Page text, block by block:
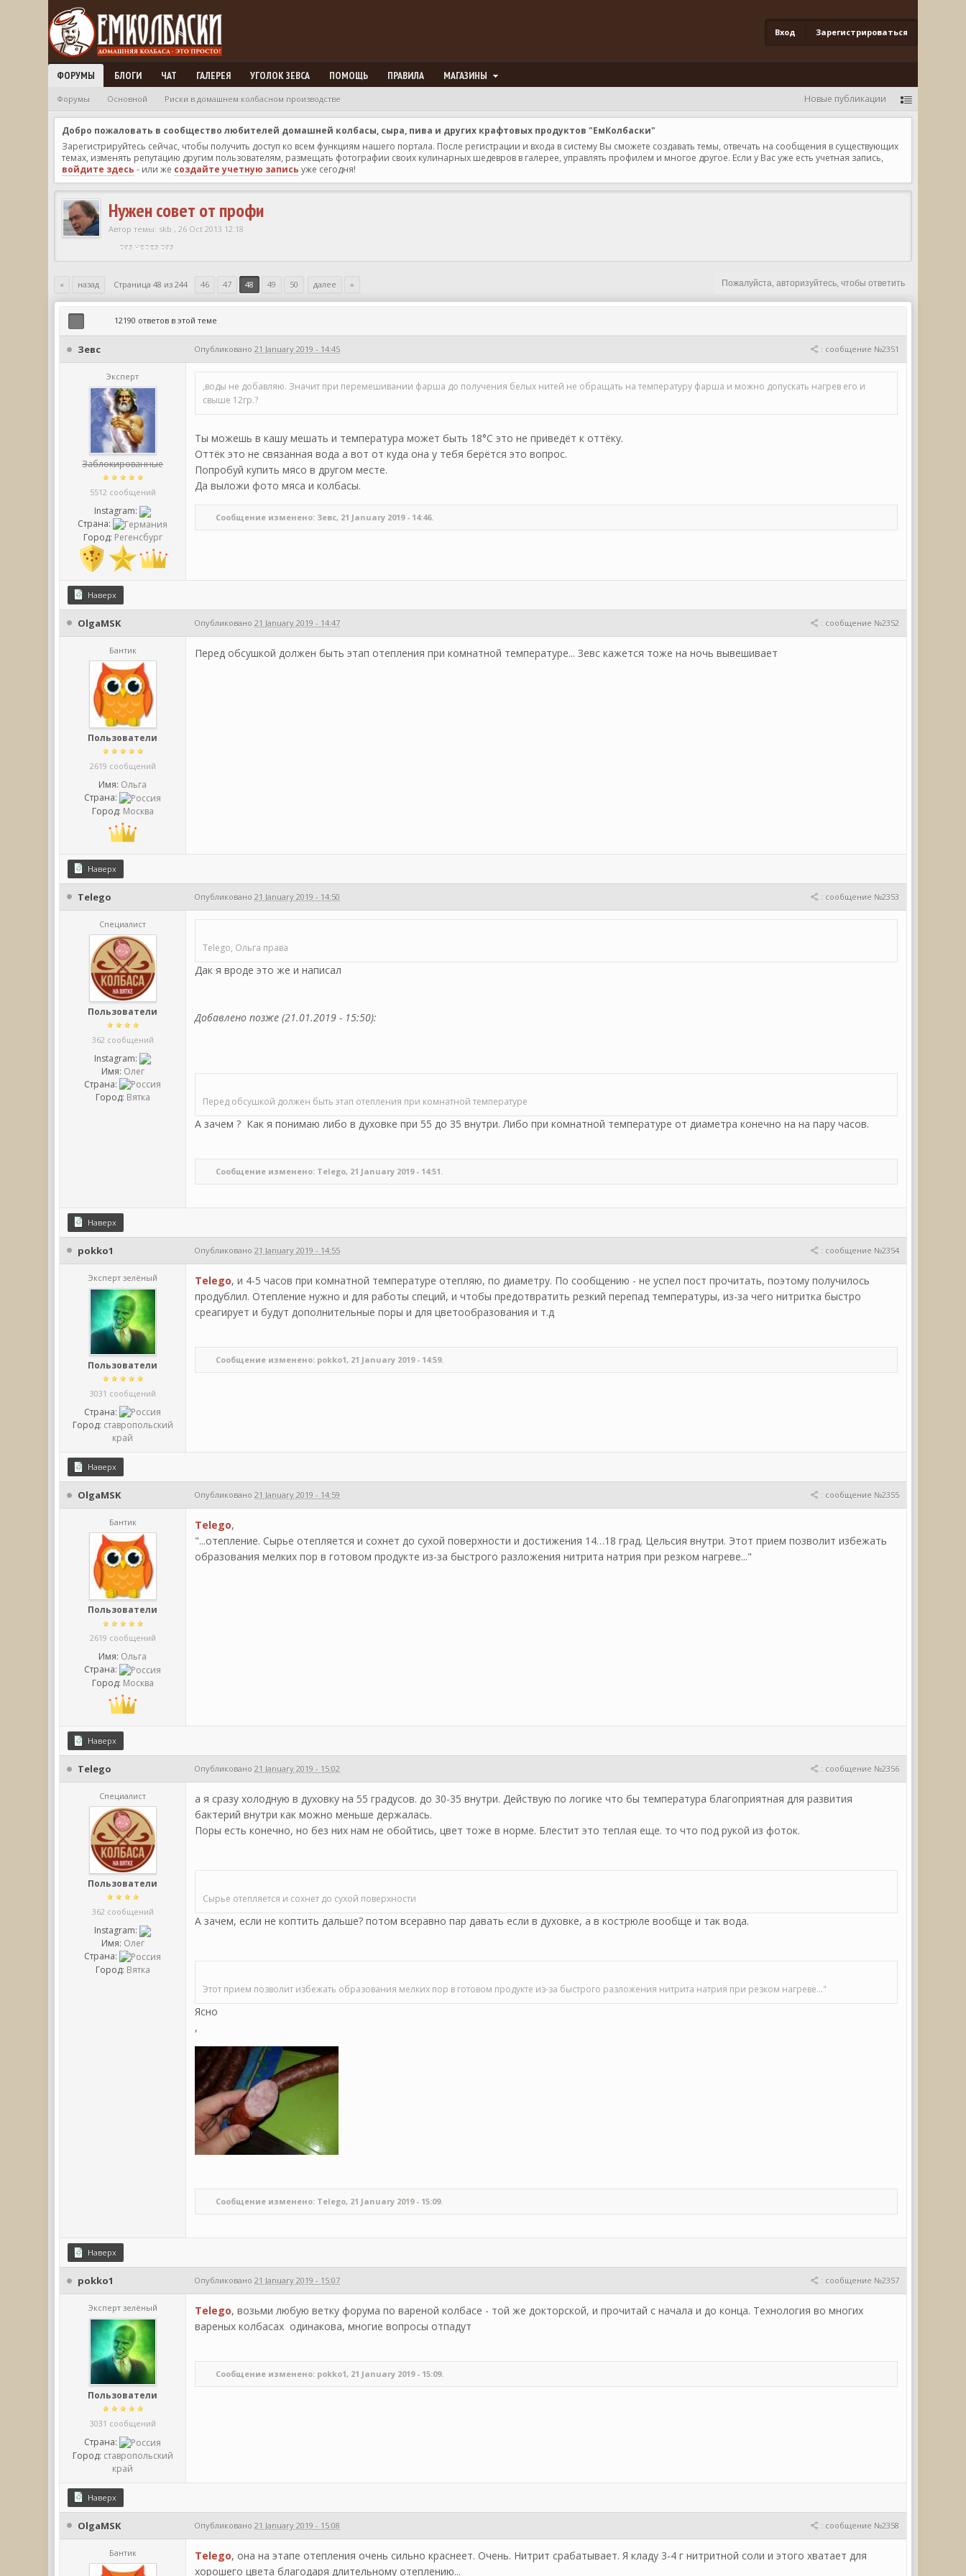
Вход Зарегистрироваться
ФОРУМЫ БЛОГИ ЧАТ ГАЛЕРЕЯ УГОЛОК ЗЕВСА ПОМОЩЬ ПРАВИЛА МАГАЗИНЫ
Форумы Основной Риски в домашнем колбасном производстве Новые публикации
Добро пожаловать в сообщество любителей домашней колбасы, сыра, пива и других крафтовых продуктов "ЕмКолбаски"
Зарегистрируйтесь сейчас, чтобы получить доступ ко всем функциям нашего портала. После регистрации и входа в систему Вы сможете создавать темы, отвечать на сообщения в существующих
темах, изменять репутацию другим пользователям, размещать фотографии своих кулинарных шедевров в галерее, управлять профилем и многое другое. Если у Вас уже есть учетная запись,
войдите здесь - или же создайте учетную запись уже сегодня!
Нужен совет от профи
Автор темы: skb ,26 Oct 2013 12:18
раз через раз
« назад Страница 48 из 244 46 47 48 49 50 далее » Пожалуйста, авторизуйтесь, чтобы ответить
12190 ответов в этой теме
: сообщение №2351
Зевс Опубликовано21 January 2019 - 14:45
Эксперт
Заблокированные
5512 сообщений
Instagram:
Страна:
Город: Регенсбург
,воды не добавляю. Значит при перемешивании фарша до получения белых нитей не обращать на температуру фарша и можно допускать нагрев его и
свыше 12гр.?
Ты можешь в кашу мешать и температура может быть 18°C это не приведёт к оттёку.
Оттёк это не связанная вода а вот от куда она у тебя берётся это вопрос.
Попробуй купить мясо в другом месте.
Да выложи фото мяса и колбасы.
Сообщение изменено: Зевс, 21 January 2019 - 14:46.
Наверх
: сообщение №2352
OlgaMSK Опубликовано21 January 2019 - 14:47
Бантик
Пользователи
2619 сообщений
Имя: Ольга
Страна:
Город: Москва
Перед обсушкой должен быть этап отепления при комнатной температуре... Зевс кажется тоже на ночь вывешивает
Наверх
: сообщение №2353
Telego Опубликовано21 January 2019 - 14:50
Специалист
Пользователи
362 сообщений
Instagram:
Имя: Олег
Страна:
Город: Вятка
Telego, Ольга права
Дак я вроде это же и написал
Добавлено позже (21.01.2019 - 15:50):
Перед обсушкой должен быть этап отепления при комнатной температуре
А зачем ? Как я понимаю либо в духовке при 55 до 35 внутри. Либо при комнатной температуре от диаметра конечно на на пару часов.
Сообщение изменено: Telego, 21 January 2019 - 14:51.
Наверх
: сообщение №2354
pokko1 Опубликовано21 January 2019 - 14:55
Эксперт зелёный
Пользователи
3031 сообщений
Страна:
Город: ставропольский
край
Telego, и 4-5 часов при комнатной температуре отепляю, по диаметру. По сообщению - не успел пост прочитать, поэтому получилось
продублил. Отепление нужно и для работы специй, и чтобы предотвратить резкий перепад температуры, из-за чего нитритка быстро
среагирует и будут дополнительные поры и для цветообразования и т.д
Сообщение изменено: pokko1, 21 January 2019 - 14:59.
Наверх
: сообщение №2355
OlgaMSK Опубликовано21 January 2019 - 14:59
Бантик
Пользователи
2619 сообщений
Имя: Ольга
Страна:
Город: Москва
Telego,
"...отепление. Сырье отепляется и сохнет до сухой поверхности и достижения 14…18 град. Цельсия внутри. Этот прием позволит избежать
образования мелких пор в готовом продукте из-за быстрого разложения нитрита натрия при резком нагреве..."
Наверх
: сообщение №2356
Telego Опубликовано21 January 2019 - 15:02
Специалист
Пользователи
362 сообщений
Instagram:
Имя: Олег
Страна:
Город: Вятка
а я сразу холодную в духовку на 55 градусов. до 30-35 внутри. Действую по логике что бы температура благоприятная для развития
бактерий внутри как можно меньше держалась.
Поры есть конечно, но без них нам не обойтись, цвет тоже в норме. Блестит это теплая еще. то что под рукой из фоток.
Сырье отепляется и сохнет до сухой поверхности
А зачем, если не коптить дальше? потом всеравно пар давать если в духовке, а в кострюле вообще и так вода.
Этот прием позволит избежать образования мелких пор в готовом продукте из-за быстрого разложения нитрита натрия при резком нагреве..."
Ясно
,
Сообщение изменено: Telego, 21 January 2019 - 15:09.
Наверх
: сообщение №2357
pokko1 Опубликовано21 January 2019 - 15:07
Эксперт зелёный
Пользователи
3031 сообщений
Страна:
Город: ставропольский
край
Telego, возьми любую ветку форума по вареной колбасе - той же докторской, и прочитай с начала и до конца. Технология во многих
вареных колбасах одинакова, многие вопросы отпадут
Сообщение изменено: pokko1, 21 January 2019 - 15:09.
Наверх
: сообщение №2358
OlgaMSK Опубликовано21 January 2019 - 15:08
Бантик Telego, она на этапе отепления очень сильно краснеет. Очень. Нитрит срабатывает. Я кладу 3-4 г нитритной соли и этого хватает для
хорошего цвета благодаря длительному отеплению...